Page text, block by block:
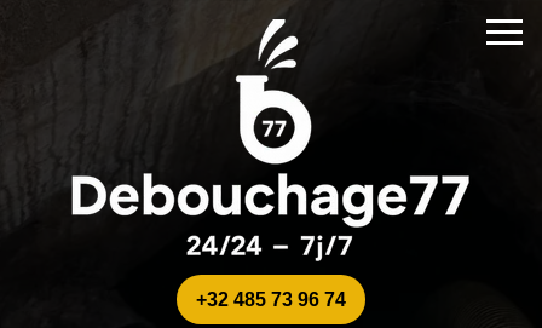
+32 485 73 96 74